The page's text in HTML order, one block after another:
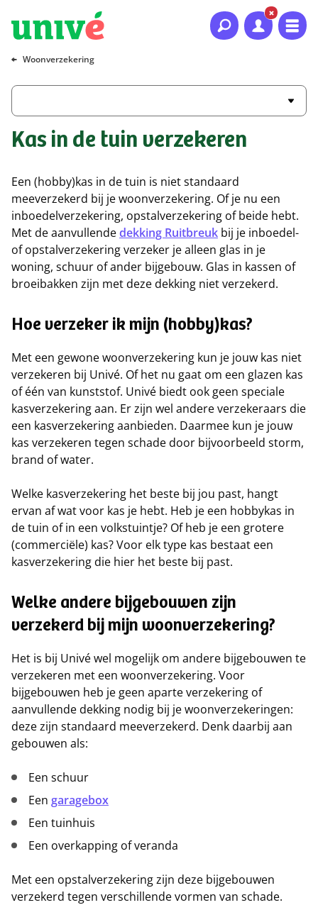
Naar hoofdinhoud
Naar hoofdnavigatie
Naar footer
Woonverzekering
Kas in de tuin verzekeren
Een (hobby)kas in de tuin is niet standaard
meeverzekerd bij je woonverzekering. Of je nu een
inboedelverzekering, opstalverzekering of beide hebt.
Met de aanvullendedekking Ruitbreuk bij je inboedel-
of opstalverzekering verzeker je alleen glas in je
woning, schuur of ander bijgebouw. Glas in kassen of
broeibakken zijn met deze dekking niet verzekerd.
Hoe verzeker ik mijn (hobby)kas?
Met een gewone woonverzekering kun je jouw kas niet
verzekeren bij Univé. Of het nu gaat om een glazen kas
of één van kunststof. Univé biedt ook geen speciale
kasverzekering aan. Er zijn wel andere verzekeraars die
een kasverzekering aanbieden. Daarmee kun je jouw
kas verzekeren tegen schade door bijvoorbeeld storm,
brand of water.
Welke kasverzekering het beste bij jou past, hangt
ervan af wat voor kas je hebt. Heb je een hobbykas in
de tuin of in een volkstuintje? Of heb je een grotere
(commerciële) kas? Voor elk type kas bestaat een
kasverzekering die hier het beste bij past.
Welke andere bijgebouwen zijn
verzekerd bij mijn woonverzekering?
Het is bij Univé wel mogelijk om andere bijgebouwen te
verzekeren met een woonverzekering. Voor
bijgebouwen heb je geen aparte verzekering of
aanvullende dekking nodig bij je woonverzekeringen:
deze zijn standaard meeverzekerd. Denk daarbij aan
gebouwen als:
Een schuur
Een garagebox
Een tuinhuis
Een overkapping of veranda
Met een opstalverzekering zijn deze bijgebouwen
verzekerd tegen verschillende vormen van schade.